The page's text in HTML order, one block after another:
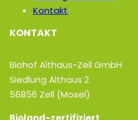
Kontakt
KONTAKT
Biohof Althaus-Zell GmbH
Siedlung Althaus 2
56856 Zell (Mosel)